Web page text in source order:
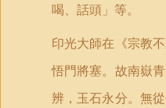
喝、話頭」等。
印光大師在《宗教
悟門將塞。故南嶽
辨，玉石永分。無